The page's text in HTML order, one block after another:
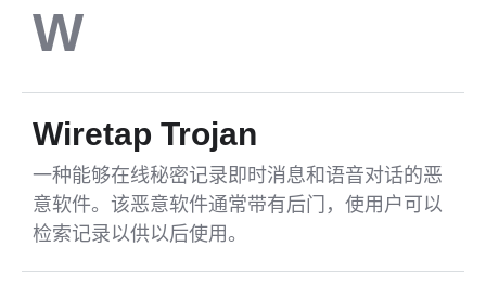
W
Wiretap Trojan
一种能够在线秘密记录即时消息和语音对话的恶
意软件。该恶意软件通常带有后门，使用户可以
检索记录以供以后使用。